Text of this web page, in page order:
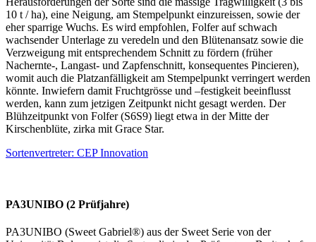
10 t / ha), eine Neigung, am Stempelpunkt einzureissen, sowie der
eher sparrige Wuchs. Es wird empfohlen, Folfer auf schwach
wachsender Unterlage zu veredeln und den Blütenansatz sowie die
Verzweigung mit entsprechendem Schnitt zu fördern (früher
Nachernte-, Langast- und Zapfenschnitt, konsequentes Pincieren),
womit auch die Platzanfälligkeit am Stempelpunkt verringert werden
könnte. Inwiefern damit Fruchtgrösse und –festigkeit beeinflusst
werden, kann zum jetzigen Zeitpunkt nicht gesagt werden. Der
Blühzeitpunkt von Folfer (S6S9) liegt etwa in der Mitte der
Kirschenblüte, zirka mit Grace Star.
Sortenvertreter: CEP Innovation
PA3UNIBO (2 Prüfjahre)
PA3UNIBO (Sweet Gabriel®) aus der Sweet Serie von der